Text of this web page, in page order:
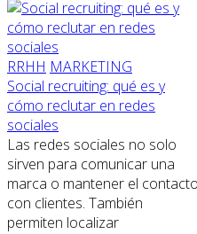
RRHH MARKETING
Social recruiting: qué es y
cómo reclutar en redes
sociales
Las redes sociales no solo
sirven para comunicar una
marca o mantener el contacto
con clientes. También
permiten localizar